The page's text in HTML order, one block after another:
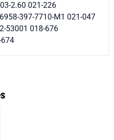
2.60 021-226
397-7710-M1 021-047
53001 018-676